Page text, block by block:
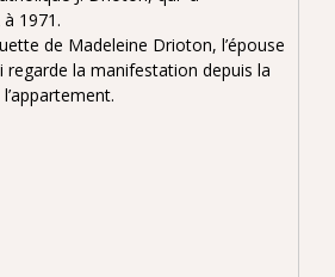
1971.
de Madeleine Drioton, l’épouse
regarde la manifestation depuis la